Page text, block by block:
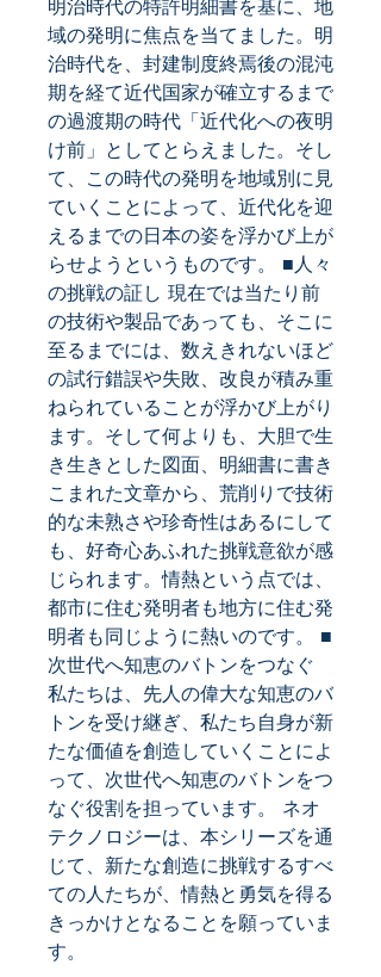
明治時代の特許明細書を基に、地
域の発明に焦点を当てました。明
治時代を、封建制度終焉後の混沌
期を経て近代国家が確立するまで
の過渡期の時代「近代化への夜明
け前」としてとらえました。そし
て、この時代の発明を地域別に見
ていくことによって、近代化を迎
えるまでの日本の姿を浮かび上が
らせようというものです。 ■人々
の挑戦の証し 現在では当たり前
の技術や製品であっても、そこに
至るまでには、数えきれないほど
の試行錯誤や失敗、改良が積み重
ねられていることが浮かび上がり
ます。そして何よりも、大胆で生
き生きとした図面、明細書に書き
こまれた文章から、荒削りで技術
的な未熟さや珍奇性はあるにして
も、好奇心あふれた挑戦意欲が感
じられます。情熱という点では、
都市に住む発明者も地方に住む発
明者も同じように熱いのです。 ■
次世代へ知恵のバトンをつなぐ
私たちは、先人の偉大な知恵のバ
トンを受け継ぎ、私たち自身が新
たな価値を創造していくことによ
って、次世代へ知恵のバトンをつ
なぐ役割を担っています。 ネオ
テクノロジーは、本シリーズを通
じて、新たな創造に挑戦するすべ
ての人たちが、情熱と勇気を得る
きっかけとなることを願っていま
す。